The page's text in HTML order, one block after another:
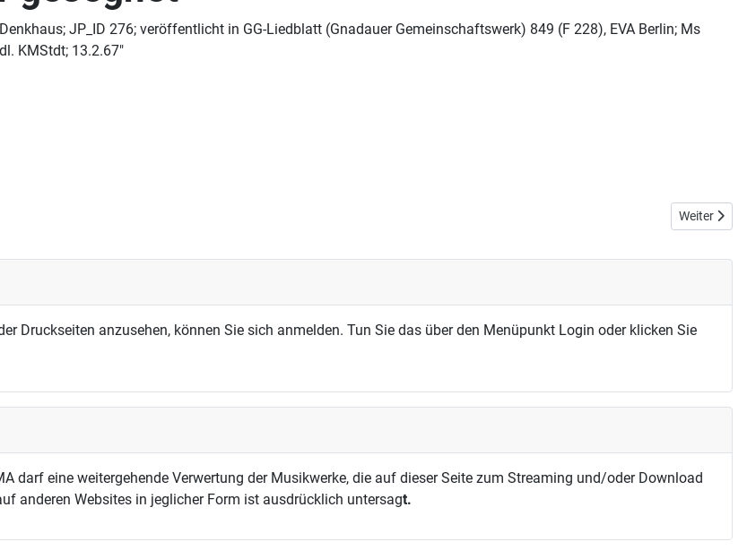
JP_ID 276; veröffentlicht in GG-Liedblatt (Gnadauer Gemeinschaftswerk) 849 (F 228), EVA Berlin; Ms
KMStdt; 13.2.67"
Nächster
Weiter
Druckseiten anzusehen, können Sie sich anmelden. Tun Sie das über den Menüpunkt Login oder klicken Sie
darf eine weitergehende Verwertung der Musikwerke, die auf dieser Seite zum Streaming und/oder Download
anderen Websites in jeglicher Form ist ausdrücklich untersagt.